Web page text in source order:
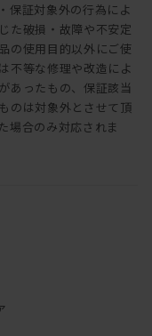
保証対象外の行為によ
た破損・故障や不安定
の使用目的以外にご使
不等な修理や改造によ
あったもの、保証該当
のは対象外とさせて頂
場合のみ対応されま